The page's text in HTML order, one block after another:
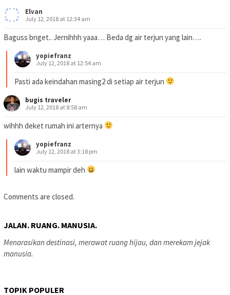
Elvan
July 12, 2018 at 12:34 am
Baguss bnget.. Jernihhh yaaa… Beda dg air terjun yang lain….
yopiefranz
July 12, 2018 at 12:54 am
Pasti ada keindahan masing2 di setiap air terjun
bugis traveler
July 12, 2018 at 8:58 am
wihhh deket rumah ini arternya
yopiefranz
July 12, 2018 at 3:18 pm
lain waktu mampir deh
Comments are closed.
JALAN. RUANG. MANUSIA.
Menarasikan destinasi, merawat ruang hijau, dan merekam jejak
manusia.
TOPIK POPULER